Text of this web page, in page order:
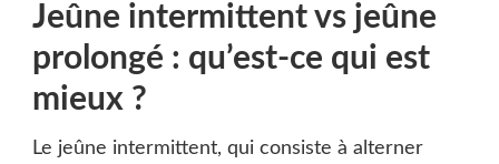
Jeûne intermittent vs jeûne
prolongé : qu’est-ce qui est
mieux ?
Le jeûne intermittent, qui consiste à alterner